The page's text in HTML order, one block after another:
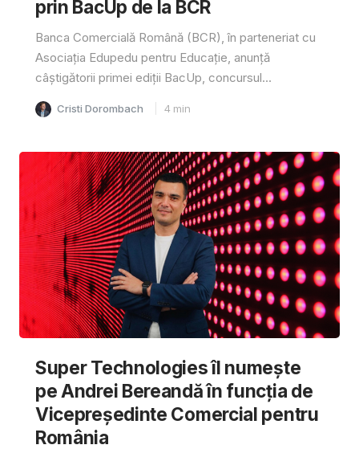
prin BacUp de la BCR
Banca Comercială Română (BCR), în parteneriat cu
Asociația Edupedu pentru Educație, anunță
câștigătorii primei ediții BacUp, concursul...
Cristi Dorombach 4 min
Super Technologies îl numește
pe Andrei Bereandă în funcția de
Vicepreședinte Comercial pentru
România